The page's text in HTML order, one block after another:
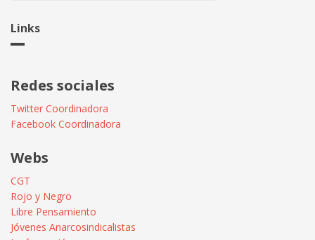
Links
Redes sociales
Twitter Coordinadora
Facebook Coordinadora
Webs
CGT
Rojo y Negro
Libre Pensamiento
Jóvenes Anarcosindicalistas